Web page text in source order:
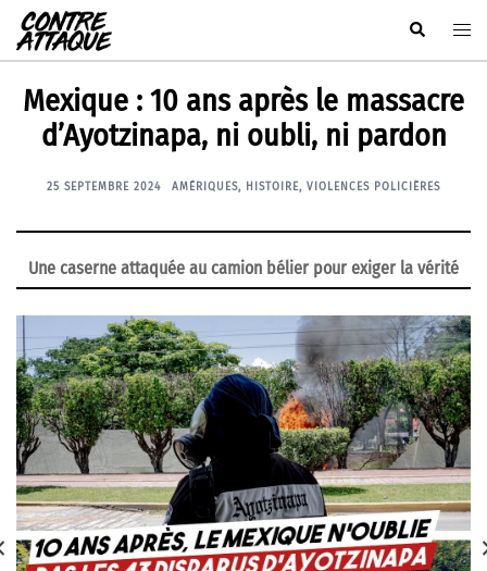
Aller
au
contenu
Rechercher
Mexique : 10 ans après le massacre
d’Ayotzinapa, ni oubli, ni pardon
25 SEPTEMBRE 2024 AMÉRIQUES, HISTOIRE, VIOLENCES POLICIÈRES
Une caserne attaquée au camion bélier pour exiger la vérité